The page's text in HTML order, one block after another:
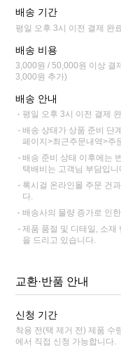
배송 기간
평일 오후 3시 이전 결제 완
배송 비용
3,000원 / 50,000원 이상 결
3,000원 추가)
배송 안내
평일 오후 3시 이전 결제
배송 상태가 상품 준비 단
페이지>최근주문내역>주
배송 준비 상태 이후에는
택배비는 고객님 부담입니
록시걸 온라인몰 주문 건
다.
배송사의 물량 증가로 인
제품 품절 및 디테일, 소재
을 드리고 있습니다.
교환·반품 안내
신청 기간
착용 전(택 제거 전) 제품 수
에서 직접 신청 가능합니다.